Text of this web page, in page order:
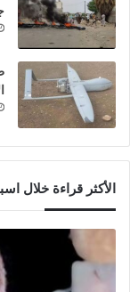
الأكثر قراءة خلال